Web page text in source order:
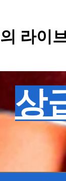
라이
상